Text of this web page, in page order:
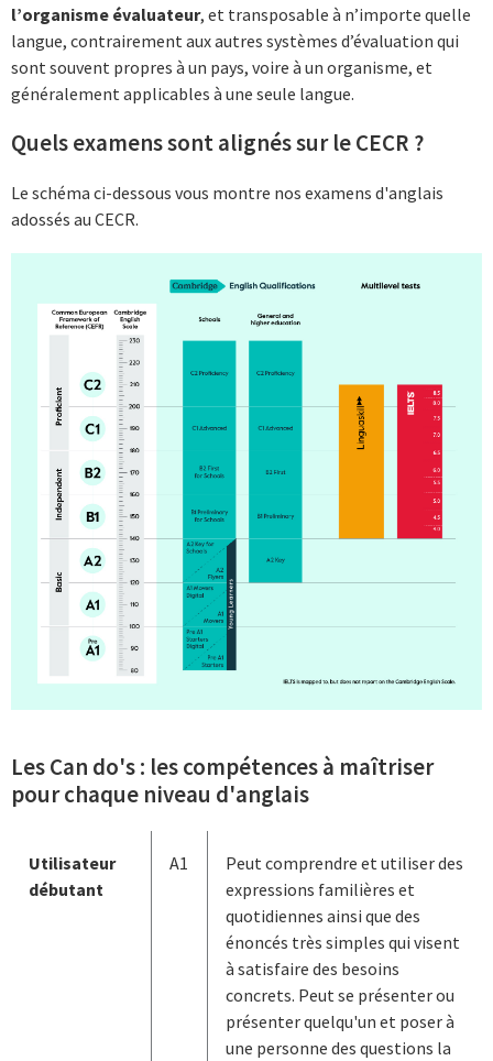
l’organisme évaluateur, et transposable à n’importe quelle
langue, contrairement aux autres systèmes d’évaluation qui
sont souvent propres à un pays, voire à un organisme, et
généralement applicables à une seule langue.
Quels examens sont alignés sur le CECR ?
Le schéma ci-dessous vous montre nos examens d'anglais
adossés au CECR.
Les Can do's : les compétences à maîtriser
pour chaque niveau d'anglais
Utilisateur
débutant
A1
Peut comprendre et utiliser des
expressions familières et
quotidiennes ainsi que des
énoncés très simples qui visent
à satisfaire des besoins
concrets. Peut se présenter ou
présenter quelqu'un et poser à
une personne des questions la